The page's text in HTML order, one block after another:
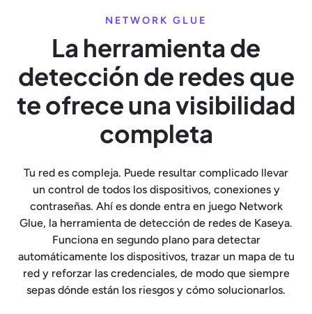
NETWORK GLUE
La herramienta de
detección de redes que
te ofrece una visibilidad
completa
Tu red es compleja. Puede resultar complicado llevar
un control de todos los dispositivos, conexiones y
contraseñas. Ahí es donde entra en juego Network
Glue, la herramienta de detección de redes de Kaseya.
Funciona en segundo plano para detectar
automáticamente los dispositivos, trazar un mapa de tu
red y reforzar las credenciales, de modo que siempre
sepas dónde están los riesgos y cómo solucionarlos.